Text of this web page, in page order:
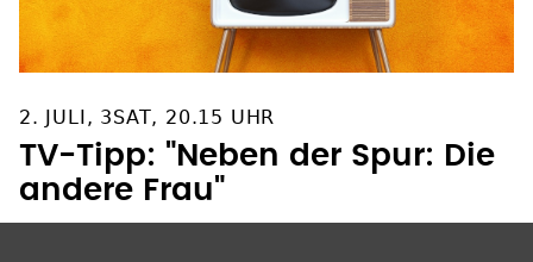
2. JULI, 3SAT, 20.15 UHR
TV-Tipp: "Neben der Spur: Die
andere Frau"